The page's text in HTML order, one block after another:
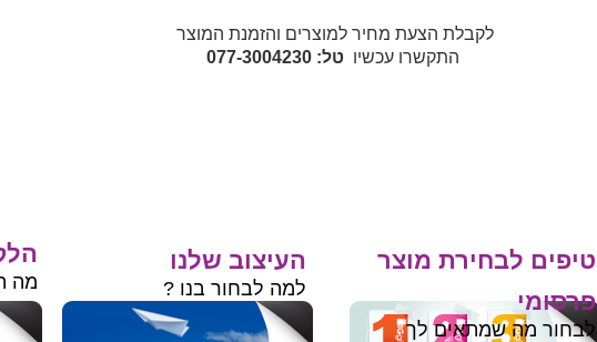
לקבלת הצעת מחיר למוצרים והזמנת המוצר
התקשרו עכשיו טל: 077-3004230
טיפים לבחירת מוצר
פרסומי
לבחור מה שמתאים לך
העיצוב שלנו
למה לבחור בנו ? מה